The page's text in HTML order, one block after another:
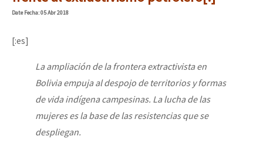
Fotorreportaje
Video
Semillero Guerra contra la Humanidad. (Las poblaciones y
la naturaleza bajo asedio)
Libros para descargar
DateFecha: 05 Abr 2018
[:es]
La ampliación de la frontera extractivista en
Bolivia empuja al despojo de territorios y formas
de vida indígena campesinas. La lucha de las
mujeres es la base de las resistencias que se
despliegan.